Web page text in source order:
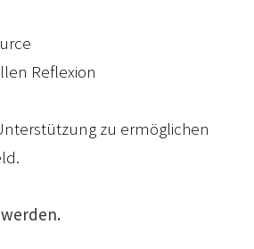
Reflexion
zu ermöglichen